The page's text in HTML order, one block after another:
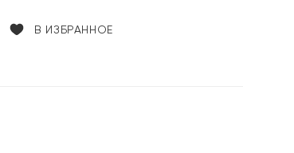
В ИЗБРАННОЕ